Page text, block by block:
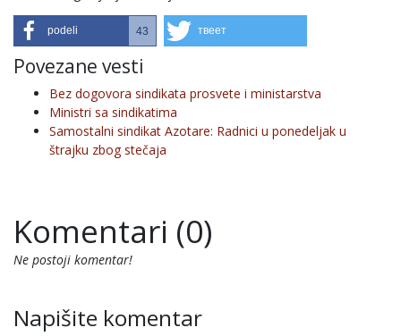
podeli 43 твеет
Povezane vesti
Bez dogovora sindikata prosvete i ministarstva
Ministri sa sindikatima
Samostalni sindikat Azotare: Radnici u ponedeljak u
štrajku zbog stečaja
Komentari (0)
Ne postoji komentar!
Napišite komentar